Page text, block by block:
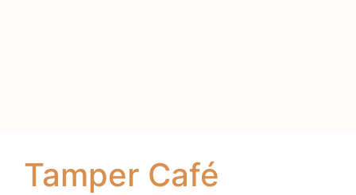
Tamper Café